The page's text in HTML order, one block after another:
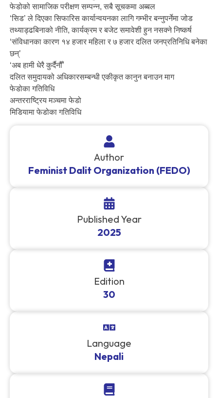
फेडोको सामाजिक परीक्षण सम्पन्न, सबै सूचकमा अब्बल
‘सिड’ ले दिएका सिफारिस कार्यान्वयनका लागि गम्भीर बन्नुपर्नेमा जोड
तथ्याड्ढबिनाको नीति, कार्यक्रम र बजेट समावेशी हुन नसक्ने निष्कर्ष
‘संविधानका कारण १४ हजार महिला र ७ हजार दलित जनप्रतिनिधि बनेका
छन्’
‘अब हामी धेरै कुर्दैनौँ’
दलित समुदायको अधिकारसम्बन्धी एकीकृत कानुन बनाउन माग
फेडोका गतिविधि
अन्तरराष्ट्रिय मञ्चमा फेडो
मिडियामा फेडोका गतिविधि
Author
Feminist Dalit Organization (FEDO)
Published Year
2025
Edition
30
Language
Nepali